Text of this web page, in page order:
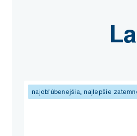
najobľúbenejšia, najlepšie